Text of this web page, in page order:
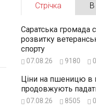
Стрічка В
Саратська громада
розвитку
спорту
07.08.26 9180 0
Ціни на пшеницю в
продовжують
07.08.26 8505 0